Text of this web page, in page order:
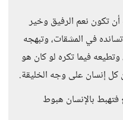
تكون نعم الرفيق وخير
في المشقات، وتبهجه
وتطيعه فيما تكره لو كان هو
إنسان على وجه الخليقة.
بالإنسان هبوط